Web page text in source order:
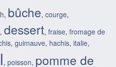
, bûche, courge,
, dessert, fraise, fromage de
, guimauve, hachis, italie,
, poisson, pomme de